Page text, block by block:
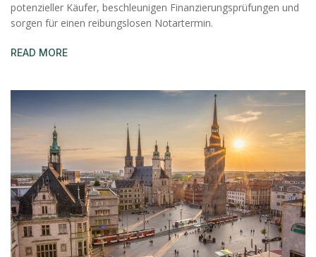
potenzieller Käufer, beschleunigen Finanzierungsprüfungen und
sorgen für einen reibungslosen Notartermin.
READ MORE